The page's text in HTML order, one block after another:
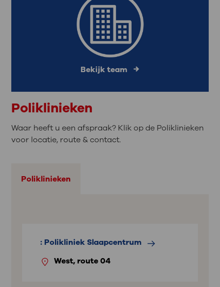
Bekijk team
Poliklinieken
Waar heeft u een afspraak? Klik op de Poliklinieken
voor locatie, route & contact.
Poliklinieken
: Polikliniek Slaapcentrum
West, route 04